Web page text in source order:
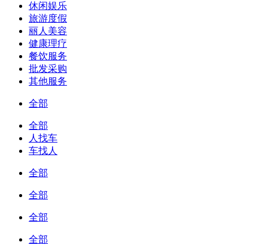
休闲娱乐
旅游度假
丽人美容
健康理疗
餐饮服务
批发采购
其他服务
全部
全部
人找车
车找人
全部
全部
全部
全部